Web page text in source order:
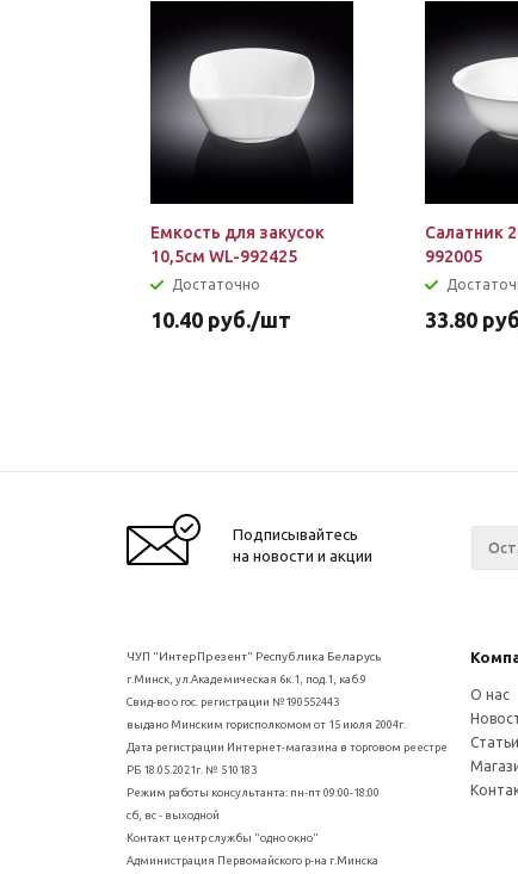
Емкость для закусок
10,5см WL-992425
Достаточно
10.40 руб./шт
Салатник
992005
33.80
Подписывайтесь
на новости и акции
ЧУП "ИнтерПрезент" Республика Беларусь
г.Минск, ул.Академическая 6к.1, под.1, каб.9
Свид-во о гос. регистрации №190552443
выдано Минским горисполкомом от 15 июля 2004г.
Дата регистрации Интернет-магазина в торговом реестре
РБ 18.05.2021г. № 510183
Режим работы консультанта: пн-пт 09:00-18:00
сб, вс - выходной
Контакт центр службы "одно окно"
Администрация Первомайского р-на г.Минска
О нас
Статьи